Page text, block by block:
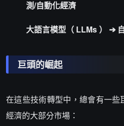
測/自動化經濟
大語言模型（ LLMs） ➔
巨頭的崛起
在這些技術轉型中，總會有一
經濟的大部分市場：